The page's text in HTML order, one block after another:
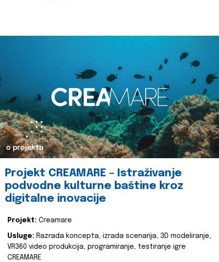
o projektu
Projekt CREAMARE – Istraživanje
podvodne kulturne baštine kroz
digitalne inovacije
Projekt: Creamare
Usluge: Razrada koncepta, izrada scenarija, 3D modeliranje,
VR360 video produkcija, programiranje, testiranje igre
CREAMARE